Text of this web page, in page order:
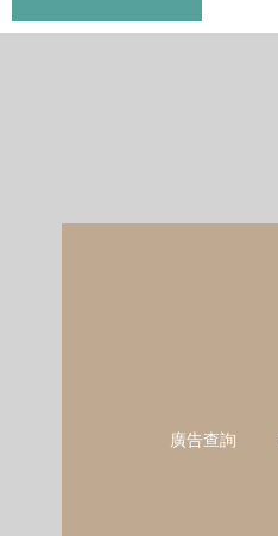
廣告查詢